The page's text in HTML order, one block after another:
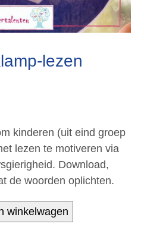
lezen
kinderen (uit eind groep
lezen te motiveren via
Download,
de woorden oplichten.
winkelwagen